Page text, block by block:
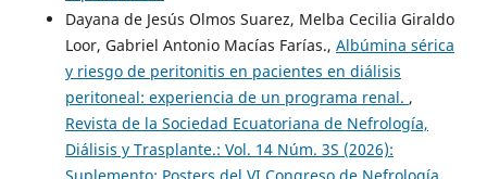
Dayana de Jesús Olmos Suarez, Melba Cecilia Giraldo
Loor, Gabriel Antonio Macías Farías., Albúmina sérica
y riesgo de peritonitis en pacientes en diálisis
peritoneal: experiencia de un programa renal. ,
Revista de la Sociedad Ecuatoriana de Nefrología,
Diálisis y Trasplante.: Vol. 14 Núm. 3S (2026):